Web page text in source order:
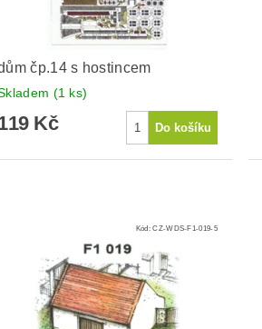
čp.14 s hostincem
(1 ks)
Kč
Kód:CZ-WDS-F1-019-5